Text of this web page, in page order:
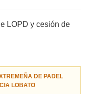
LOPD y cesión de
DE PADEL
LOBATO